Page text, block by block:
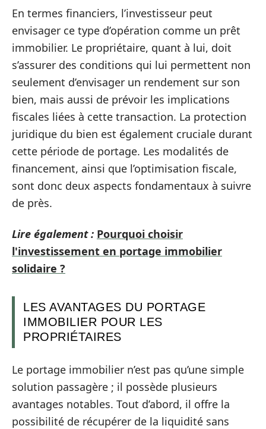
En termes financiers, l’investisseur peut
envisager ce type d’opération comme un prêt
immobilier. Le propriétaire, quant à lui, doit
s’assurer des conditions qui lui permettent non
seulement d’envisager un rendement sur son
bien, mais aussi de prévoir les implications
fiscales liées à cette transaction. La protection
juridique du bien est également cruciale durant
cette période de portage. Les modalités de
financement, ainsi que l’optimisation fiscale,
sont donc deux aspects fondamentaux à suivre
de près.
Lire également : Pourquoi choisir
l'investissement en portage immobilier
solidaire ?
LES AVANTAGES DU PORTAGE
IMMOBILIER POUR LES
PROPRIÉTAIRES
Le portage immobilier n’est pas qu’une simple
solution passagère ; il possède plusieurs
avantages notables. Tout d’abord, il offre la
possibilité de récupérer de la liquidité sans